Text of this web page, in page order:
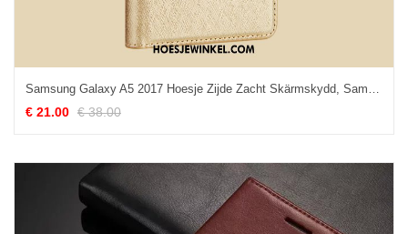
Samsung Galaxy A5 2017 Hoesje Zijde Zacht Skärmskydd, Samsung Galaxy A5 2017 Hoesje Mobiele Telefoon Ster
€ 21.00 € 38.00